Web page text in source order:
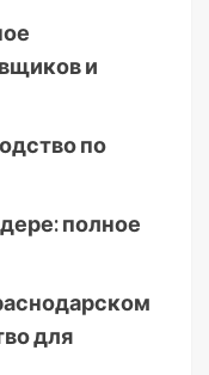
и
по
полное
для